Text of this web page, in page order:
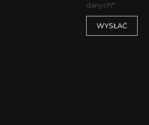
danych*
WYSŁAĆ